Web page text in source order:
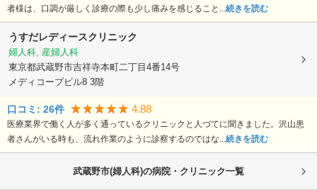
者様は、口調が厳しく診療の際も少し痛みを感じること...続きを読む
うすだレディースクリニック
婦人科, 産婦人科
東京都武蔵野市吉祥寺本町二丁目4番14号
メディコープビル8 3階
口コミ: 26件 4.88
医療業界で働く人が多く通っているクリニックと人づてに聞きました。沢山患
者さんがいる時も、流れ作業のように診察するのではな...続きを読む
武蔵野市(婦人科)の病院・クリニック一覧